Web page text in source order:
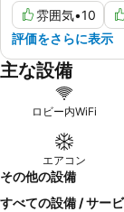
雰囲気•10
評価をさらに表示
主な設備
ロビー内WiFi
エアコン
その他の設備
すべての設備 / サー